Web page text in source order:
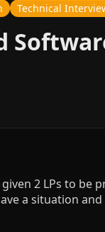
Technical
2 LPs to
a situation